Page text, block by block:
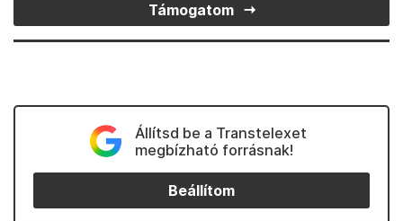
Támogatom
Állítsd be a Transtelexet
megbízható forrásnak!
Beállítom